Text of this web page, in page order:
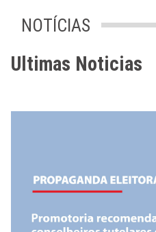
NOTÍCIAS
Ultimas Noticias